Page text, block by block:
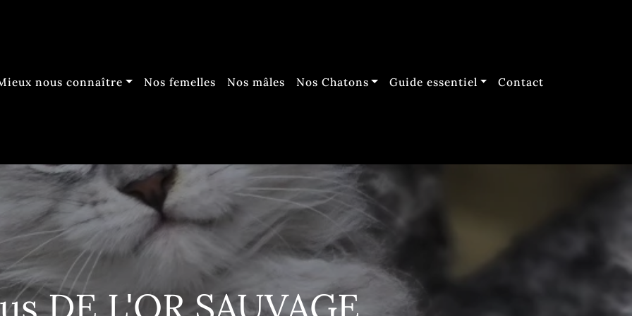
nous connaître Nos femelles Nos mâles Nos Chatons Guide essentiel Contact